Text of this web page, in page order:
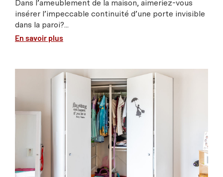
Dans l’ameublement de la maison, aimeriez-vous
insérer l’impeccable continuité d’une porte invisible
dans la paroi?...
En savoir plus